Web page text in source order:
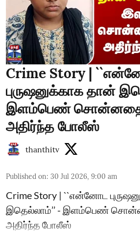
Crime Story |
புருஷனுக்காக தான்
இளம்பெண் சொன்னதை
அதிர்ந்த போலீஸ்
thanthitv
Published on: 30 Jul 2026, 9:00 am
Crime Story | ``என்னோட
இதெல்லாம்’’ - இளம்பெண்
அதிர்ந்த போலீஸ்